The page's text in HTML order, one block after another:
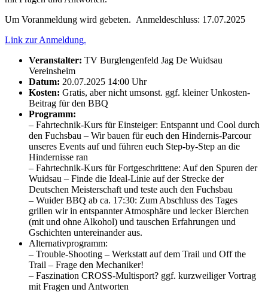
Um Voranmeldung wird gebeten. Anmeldeschluss: 17.07.2025
Link zur Anmeldung.
Veranstalter: TV Burglengenfeld Jag De Wuidsau
Vereinsheim
Datum: 20.07.2025 14:00 Uhr
Kosten: Gratis, aber nicht umsonst. ggf. kleiner Unkosten-
Beitrag für den BBQ
Programm:
– Fahrtechnik-Kurs für Einsteiger: Entspannt und Cool durch
den Fuchsbau – Wir bauen für euch den Hindernis-Parcour
unseres Events auf und führen euch Step-by-Step an die
Hindernisse ran
– Fahrtechnik-Kurs für Fortgeschrittene: Auf den Spuren der
Wuidsau – Finde die Ideal-Linie auf der Strecke der
Deutschen Meisterschaft und teste auch den Fuchsbau
– Wuider BBQ ab ca. 17:30: Zum Abschluss des Tages
grillen wir in entspannter Atmosphäre und lecker Bierchen
(mit und ohne Alkohol) und tauschen Erfahrungen und
Gschichten untereinander aus.
Alternativprogramm:
– Trouble-Shooting – Werkstatt auf dem Trail und Off the
Trail – Frage den Mechaniker!
– Faszination CROSS-Multisport? ggf. kurzweiliger Vortrag
mit Fragen und Antworten